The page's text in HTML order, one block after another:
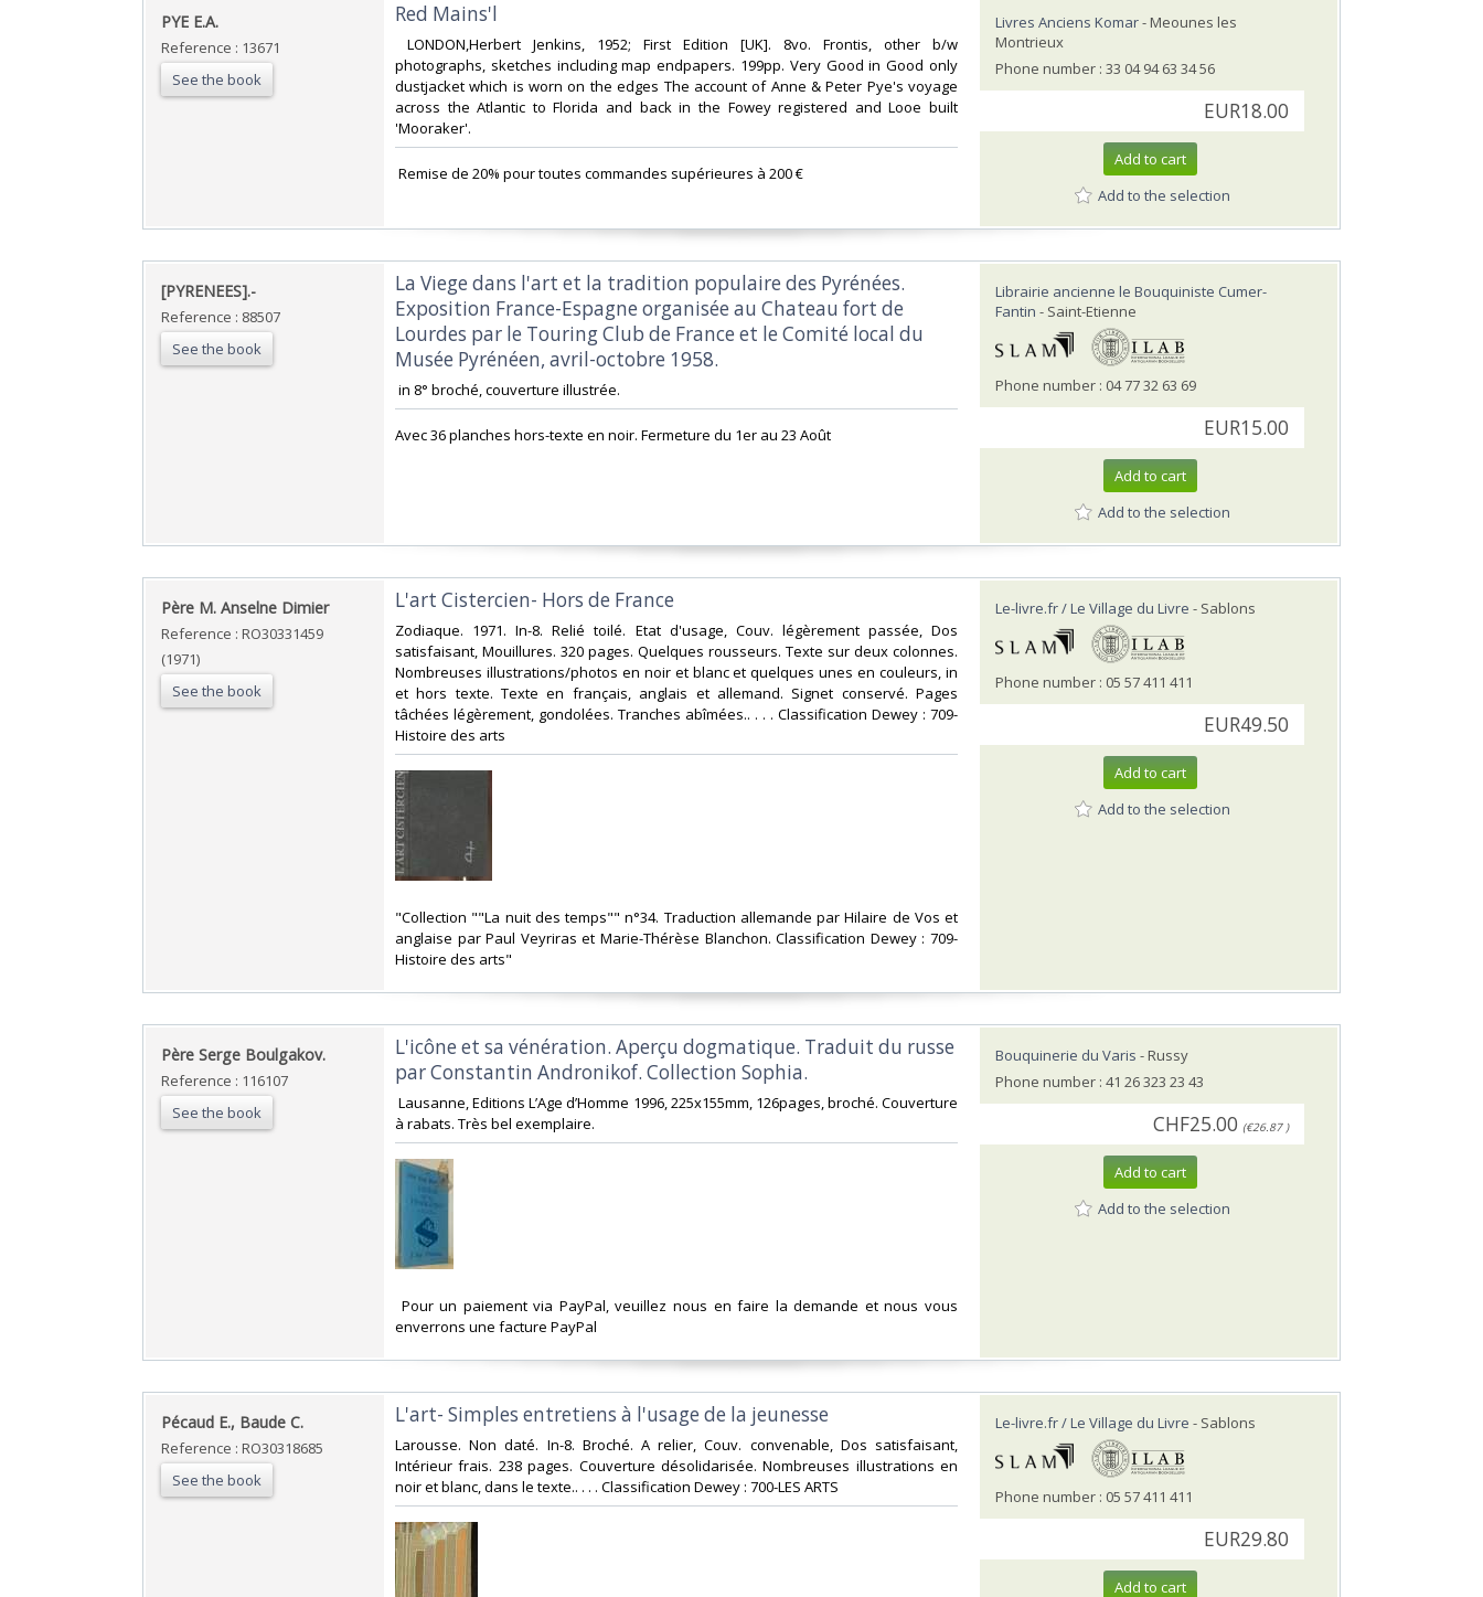
‎PYE E.A.‎
Reference : 13671
See the book
‎Red Mains'l‎
‎ LONDON,Herbert Jenkins, 1952; First Edition [UK]. 8vo. Frontis, other b/w
photographs, sketches including map endpapers. 199pp. Very Good in Good only
dustjacket which is worn on the edges The account of Anne & Peter Pye's voyage
across the Atlantic to Florida and back in the Fowey registered and Looe built
'Mooraker'.‎
‎ Remise de 20% pour toutes commandes supérieures à 200 €‎
Livres Anciens Komar- Meounes les
Montrieux
Phone number : 33 04 94 63 34 56
EUR18.00
Add to cart
Add to the selection
‎[PYRENEES].-‎
Reference : 88507
See the book
‎La Viege dans l'art et la tradition populaire des Pyrénées.
Exposition France-Espagne organisée au Chateau fort de
Lourdes par le Touring Club de France et le Comité local du
Musée Pyrénéen, avril-octobre 1958.‎
‎ in 8° broché, couverture illustrée. ‎
‎Avec 36 planches hors-texte en noir. Fermeture du 1er au 23 Août‎
Librairie ancienne le Bouquiniste Cumer-
Fantin - Saint-Etienne
Phone number : 04 77 32 63 69
EUR15.00
Add to cart
Add to the selection
‎Père M. Anselne Dimier‎
Reference : RO30331459
(1971)
See the book
‎L'art Cistercien- Hors de France‎
‎Zodiaque. 1971. In-8. Relié toilé. Etat d'usage, Couv. légèrement passée, Dos
satisfaisant, Mouillures. 320 pages. Quelques rousseurs. Texte sur deux colonnes.
Nombreuses illustrations/photos en noir et blanc et quelques unes en couleurs, in
et hors texte. Texte en français, anglais et allemand. Signet conservé. Pages
tâchées légèrement, gondolées. Tranches abîmées.. . . . Classification Dewey : 709-
Histoire des arts‎
‎"Collection ""La nuit des temps"" n°34. Traduction allemande par Hilaire de Vos et
anglaise par Paul Veyriras et Marie-Thérèse Blanchon. Classification Dewey : 709-
Histoire des arts"‎
Le-livre.fr / Le Village du Livre - Sablons
Phone number : 05 57 411 411
EUR49.50
Add to cart
Add to the selection
‎Père Serge Boulgakov.‎
Reference : 116107
See the book
‎L'icône et sa vénération. Aperçu dogmatique. Traduit du russe
par Constantin Andronikof. Collection Sophia.‎
‎ Lausanne, Editions L’Age d’Homme 1996, 225x155mm, 126pages, broché. Couverture
à rabats. Très bel exemplaire.‎
‎ Pour un paiement via PayPal, veuillez nous en faire la demande et nous vous
enverrons une facture PayPal‎
Bouquinerie du Varis - Russy
Phone number : 41 26 323 23 43
CHF25.00 (€26.87 )
Add to cart
Add to the selection
‎Pécaud E., Baude C.‎
Reference : RO30318685
See the book
‎L'art- Simples entretiens à l'usage de la jeunesse‎
‎Larousse. Non daté. In-8. Broché. A relier, Couv. convenable, Dos satisfaisant,
Intérieur frais. 238 pages. Couverture désolidarisée. Nombreuses illustrations en
noir et blanc, dans le texte.. . . . Classification Dewey : 700-LES ARTS‎
Le-livre.fr / Le Village du Livre - Sablons
Phone number : 05 57 411 411
EUR29.80
Add to cart